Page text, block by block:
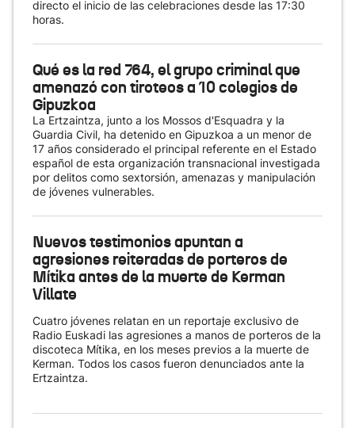
directo el inicio de las celebraciones desde las 17:30
horas.
Qué es la red 764, el grupo criminal que
amenazó con tiroteos a 10 colegios de
Gipuzkoa
La Ertzaintza, junto a los Mossos d'Esquadra y la
Guardia Civil, ha detenido en Gipuzkoa a un menor de
17 años considerado el principal referente en el Estado
español de esta organización transnacional investigada
por delitos como sextorsión, amenazas y manipulación
de jóvenes vulnerables.
Nuevos testimonios apuntan a
agresiones reiteradas de porteros de
Mítika antes de la muerte de Kerman
Villate
Cuatro jóvenes relatan en un reportaje exclusivo de
Radio Euskadi las agresiones a manos de porteros de la
discoteca Mítika, en los meses previos a la muerte de
Kerman. Todos los casos fueron denunciados ante la
Ertzaintza.